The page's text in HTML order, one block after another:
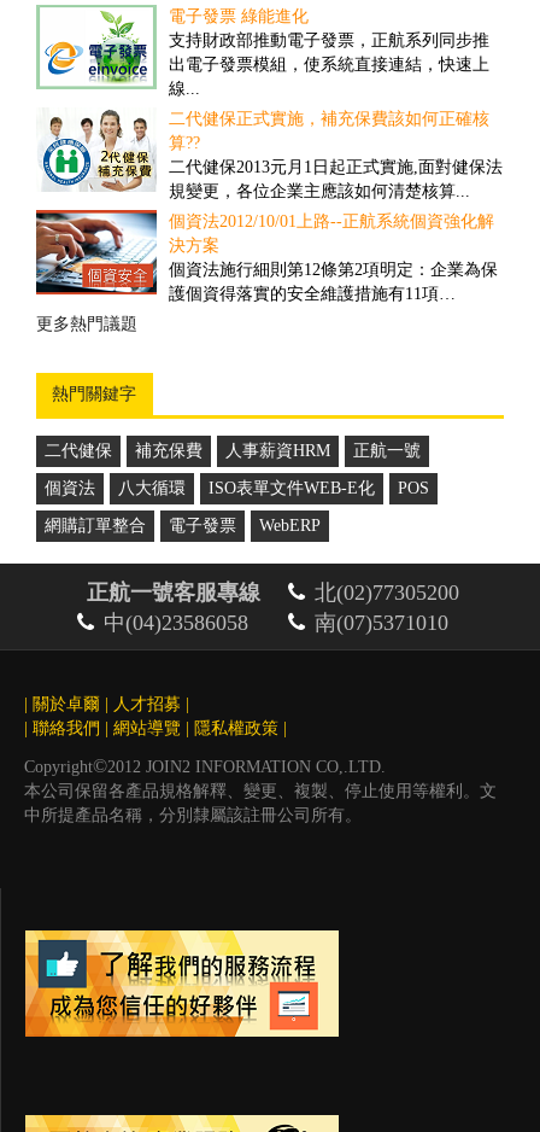
電子發票 綠能進化
支持財政部推動電子發票，正航系列同步推
出電子發票模組，使系統直接連結，快速上
線...
二代健保正式實施，補充保費該如何正確核
算??
二代健保2013元月1日起正式實施,面對健保法
規變更，各位企業主應該如何清楚核算...
個資法2012/10/01上路--正航系統個資強化解
決方案
個資法施行細則第12條第2項明定：企業為保
護個資得落實的安全維護措施有11項…
更多熱門議題
的改革與創新...
撿貨管理之解決方案
對一些客戶多、需求頻率高、送貨時間要求
高的公司而言，撿貨的速度和精確度往往具
有決定性的重要性...
盤點管理之解決方案
舊有的正航盤點流程雖然可提高效率，但卻
忽略經營面的問題，盤點人員在其中可以偷
工，因此易造成成本上的損失...
商品計算面積之管理解決方案
因應企業於商品管理需要以面積計算，來對
其客戶報價並依此作為庫存的管理，所制定
熱門關鍵字
二代健保 補充保費 人事薪資HRM 正航一號
個資法 八大循環 ISO表單文件WEB-E化 POS
網購訂單整合 電子發票 WebERP
正航一號客服專線
北(02)77305200
中(04)23586058
南(07)5371010
關於卓爾 人才招募
聯絡我們 網站導覽 隱私權政策
Copyright©2012 JOIN2 INFORMATION CO,.LTD.
本公司保留各產品規格解釋、變更、複製、停止使用等權利。文
中所提產品名稱，分別隸屬該註冊公司所有。